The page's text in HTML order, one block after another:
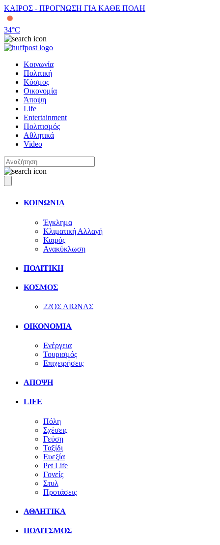
ΚΑΙΡΟΣ - ΠΡΟΓΝΩΣΗ ΓΙΑ ΚΑΘΕ ΠΟΛΗ
34°C
Κοινωνία
Πολιτική
Κόσμος
Οικονομία
Άποψη
Life
Entertainment
Πολιτισμός
Αθλητικά
Video
ΚΟΙΝΩΝΙΑ
Έγκλημα
Κλιματική Αλλαγή
Καιρός
Ανακύκλωση
ΠΟΛΙΤΙΚΗ
ΚΟΣΜΟΣ
22ΟΣ ΑΙΩΝΑΣ
ΟΙΚΟΝΟΜΙΑ
Ενέργεια
Τουρισμός
Επιχειρήσεις
ΑΠΟΨΗ
LIFE
Πόλη
Σχέσεις
Γεύση
Ταξίδι
Ευεξία
Pet Life
Γονείς
Στυλ
Προτάσεις
ΑΘΛΗΤΙΚΑ
ΠΟΛΙΤΣΜΟΣ